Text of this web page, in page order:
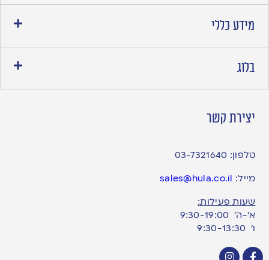
מידע כללי
בלוג
יצירת קשר
טלפון: 03-7321640
מייל: sales@hula.co.il
שעות פעילות:
א’-ה’ 9:30-19:00
ו׳ 9:30-13:30